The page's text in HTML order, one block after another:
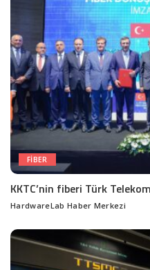
FIBER
KKTC’nin fiberi Türk
Posted
HardwareLab Haber Merkezi